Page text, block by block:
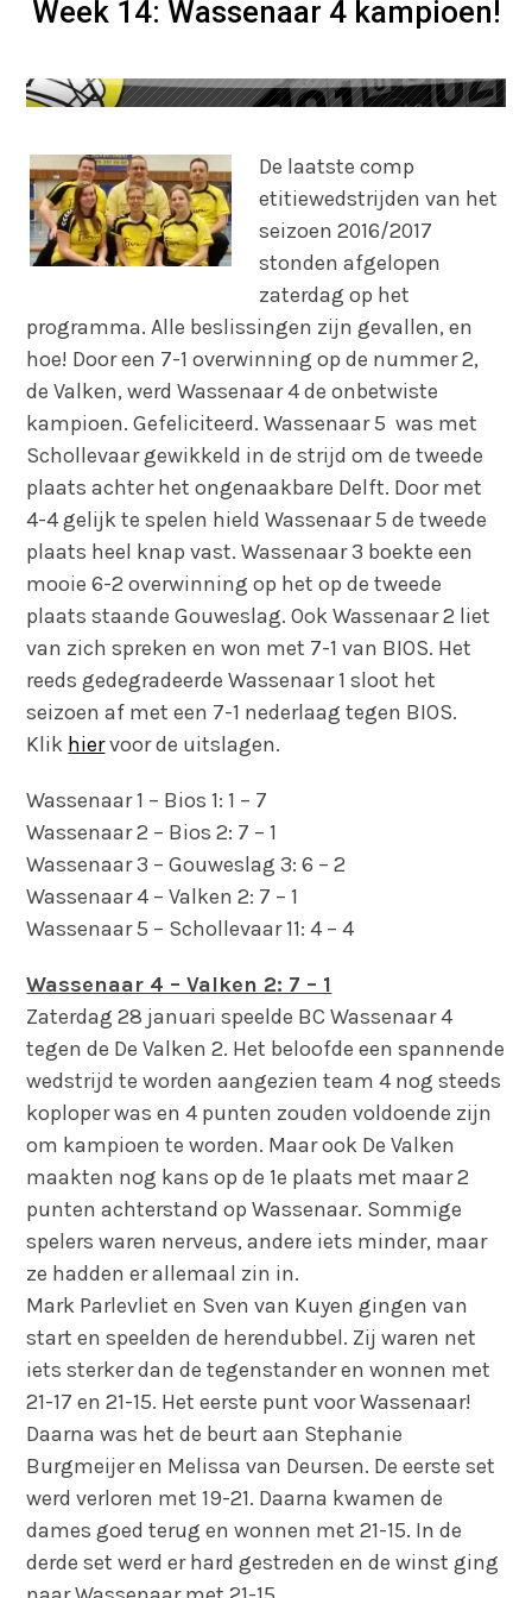
Week 14: Wassenaar 4 kampioen!
De laatste comp
etitiewedstrijden van het
seizoen 2016/2017
stonden afgelopen
zaterdag op het
programma. Alle beslissingen zijn gevallen, en
hoe! Door een 7-1 overwinning op de nummer 2,
de Valken, werd Wassenaar 4 de onbetwiste
kampioen. Gefeliciteerd. Wassenaar 5 was met
Schollevaar gewikkeld in de strijd om de tweede
plaats achter het ongenaakbare Delft. Door met
4-4 gelijk te spelen hield Wassenaar 5 de tweede
plaats heel knap vast. Wassenaar 3 boekte een
mooie 6-2 overwinning op het op de tweede
plaats staande Gouweslag. Ook Wassenaar 2 liet
van zich spreken en won met 7-1 van BIOS. Het
reeds gedegradeerde Wassenaar 1 sloot het
seizoen af met een 7-1 nederlaag tegen BIOS.
Klik hiervoor de uitslagen.
Wassenaar 1 – Bios 1: 1 – 7
Wassenaar 2 – Bios 2: 7 – 1
Wassenaar 3 – Gouweslag 3: 6 – 2
Wassenaar 4 – Valken 2: 7 – 1
Wassenaar 5 – Schollevaar 11: 4 – 4
Wassenaar 4 – Valken 2: 7 – 1
Zaterdag 28 januari speelde BC Wassenaar 4
tegen de De Valken 2. Het beloofde een spannende
wedstrijd te worden aangezien team 4 nog steeds
koploper was en 4 punten zouden voldoende zijn
om kampioen te worden. Maar ook De Valken
maakten nog kans op de 1e plaats met maar 2
punten achterstand op Wassenaar. Sommige
spelers waren nerveus, andere iets minder, maar
ze hadden er allemaal zin in.
Mark Parlevliet en Sven van Kuyen gingen van
start en speelden de herendubbel. Zij waren net
iets sterker dan de tegenstander en wonnen met
21-17 en 21-15. Het eerste punt voor Wassenaar!
Daarna was het de beurt aan Stephanie
Burgmeijer en Melissa van Deursen. De eerste set
werd verloren met 19-21. Daarna kwamen de
dames goed terug en wonnen met 21-15. In de
derde set werd er hard gestreden en de winst ging